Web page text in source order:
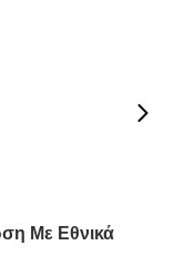
Με Εθνικά